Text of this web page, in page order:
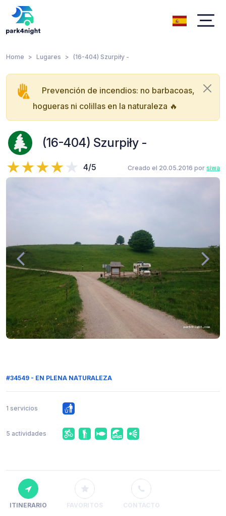
Home Lugares (16-404) Szurpiły -
Prevención de incendios: no barbacoas,
hogueras ni colillas en la naturaleza 🔥
(16-404) Szurpiły -
4/5 Creado el 20.05.2016 por siwa
#34549 - EN PLENA NATURALEZA
1 servicios
5 actividades
ITINERARIO FAVORITOS CONTACTO